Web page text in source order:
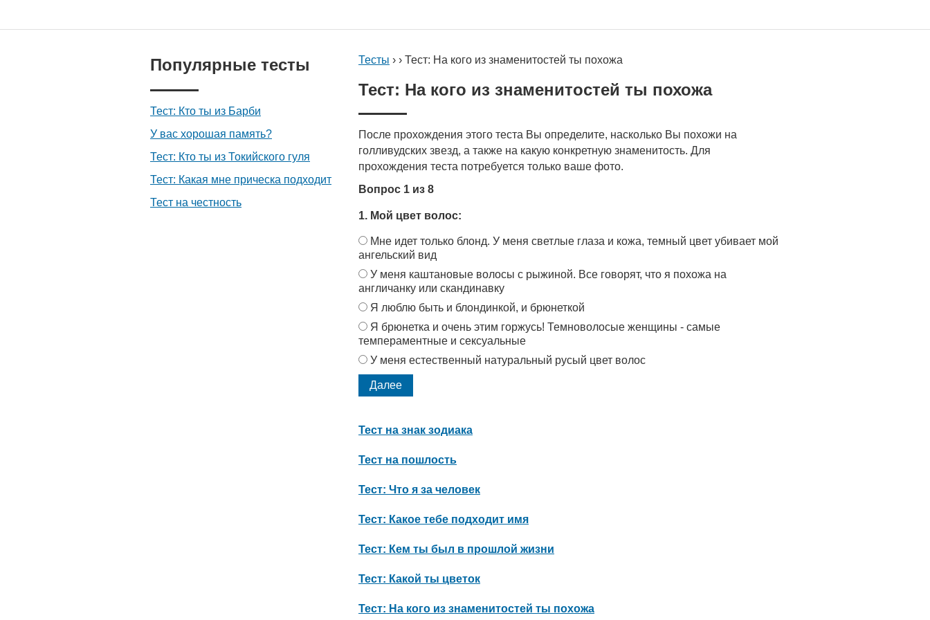
Тесты › › Тест: На кого из знаменитостей ты похожа
Тест: На кого из знаменитостей ты похожа
После прохождения этого теста Вы определите, насколько Вы похожи на
голливудских звезд, а также на какую конкретную знаменитость. Для
прохождения теста потребуется только ваше фото.
Вопрос 1 из 8
1. Мой цвет волос:
Мне идет только блонд. У меня светлые глаза и кожа, темный цвет убивает мой
ангельский вид
У меня каштановые волосы с рыжиной. Все говорят, что я похожа на
англичанку или скандинавку
Я люблю быть и блондинкой, и брюнеткой
Я брюнетка и очень этим горжусь! Темноволосые женщины - самые
темпераментные и сексуальные
У меня естественный натуральный русый цвет волос
Тест на знак зодиака
Тест на пошлость
Тест: Что я за человек
Тест: Какое тебе подходит имя
Тест: Кем ты был в прошлой жизни
Тест: Какой ты цветок
Тест: На кого из знаменитостей ты похожа
Популярные тесты
Тест: Кто ты из Барби
У вас хорошая память?
Тест: Кто ты из Токийского гуля
Тест: Какая мне прическа подходит
Тест на честность